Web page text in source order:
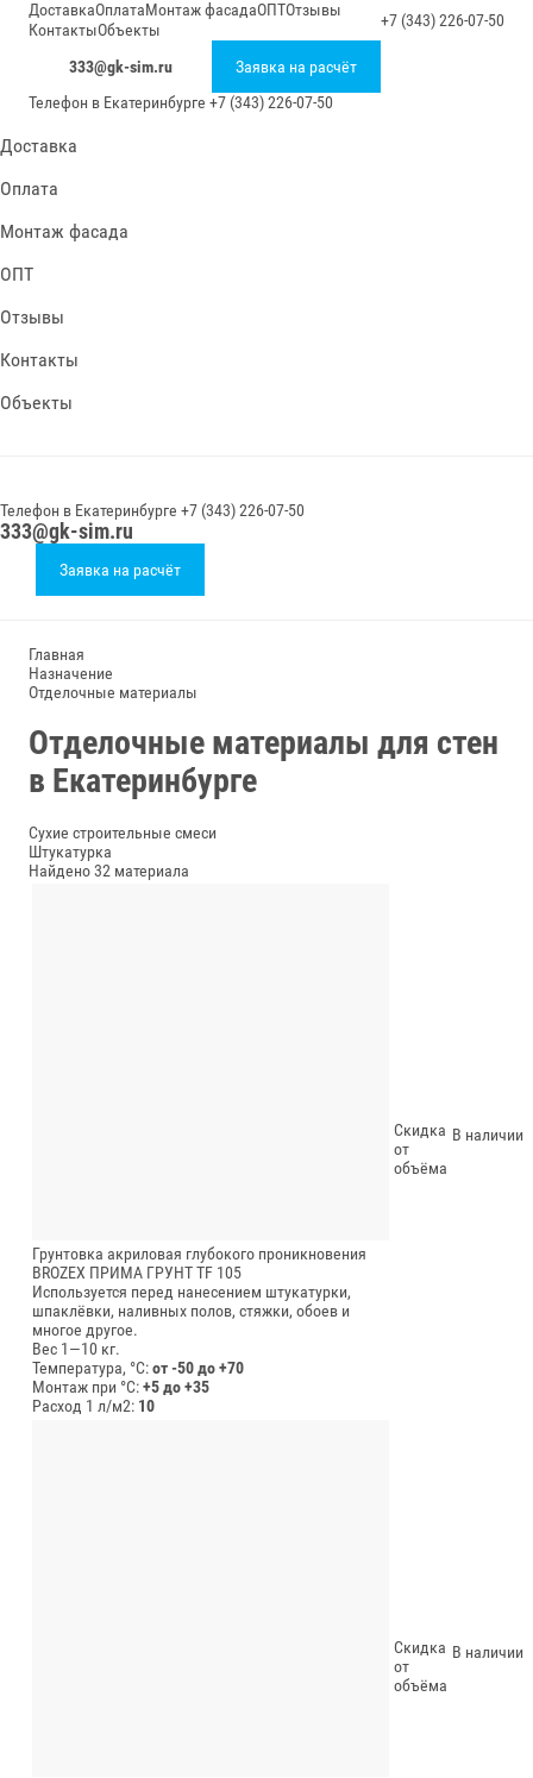
ДоставкаОплатаМонтаж фасадаОПТОтзывы
КонтактыОбъекты +7 (343) 226-07-50
333@gk-sim.ru
Заявка на расчёт
Телефон в Екатеринбурге +7 (343) 226-07-50
Доставка
Оплата
Монтаж фасада
ОПТ
Отзывы
Контакты
Объекты
Телефон в Екатеринбурге +7 (343) 226-07-50
333@gk-sim.ru
Заявка на расчёт
Главная
Назначение
Отделочные материалы
Отделочные материалы для стен
в Екатеринбурге
Сухие строительные смеси
Штукатурка
Найдено 32 материала
Грунтовка акриловая глубокого проникновения
BROZEX ПРИМА ГРУНТ TF 105
Используется перед нанесением штукатурки,
шпаклёвки, наливных полов, стяжки, обоев и
многое другое.
Вес 1—10 кг.
Температура, °C:от -50 до +70
Монтаж при °C:+5 до +35
Расход 1 л/м2: 10
Скидка
от
объёма
В наличии
Скидка
от
объёма
В наличии